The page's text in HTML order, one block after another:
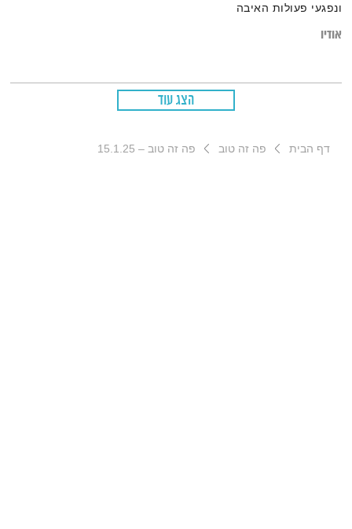
ונפגעי פעולות האיבה
אודיו
הצג עוד
דף הבית פה זה טוב פה זה טוב – 15.1.25